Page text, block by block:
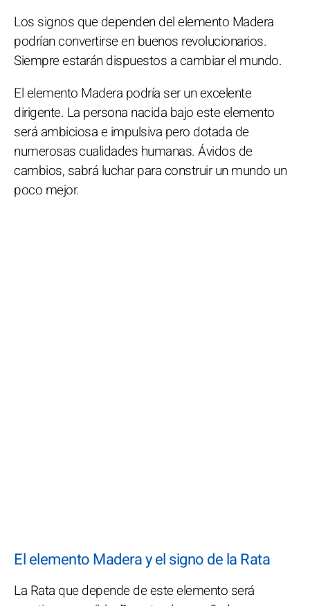
Los signos que dependen del elemento Madera
podrían convertirse en buenos revolucionarios.
Siempre estarán dispuestos a cambiar el mundo.
El elemento Madera podría ser un excelente
dirigente. La persona nacida bajo este elemento
será ambiciosa e impulsiva pero dotada de
numerosas cualidades humanas. Ávidos de
cambios, sabrá luchar para construir un mundo un
poco mejor.
El elemento Madera y el signo de la Rata
La Rata que depende de este elemento será